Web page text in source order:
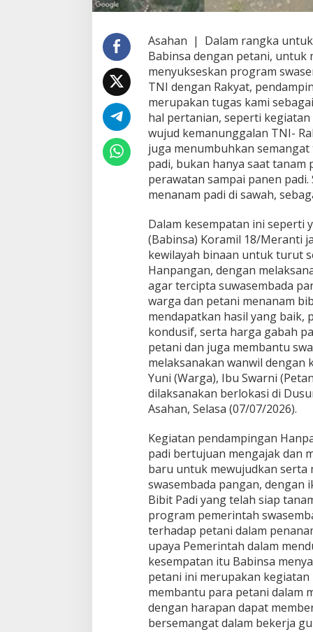
i
8
/
M
e
r
a
n
t
i
K
o
d
i
0
2
0
8
/
A
a
h
a
n
T
i
n
g
k
t
k
a
n
K
e
a
h
a
n
a
n
P
a
n
Asahan | Dalam rangka
Babinsa dengan petani,
menyukseskan program
TNI dengan Rakyat,
merupakan tugas kami
hal pertanian, seperti
wujud kemanunggalan TNI-
juga menumbuhkan
padi, bukan hanya saat tanam
perawatan sampai panen
menanam padi di sawah,
Dalam kesempatan ini seperti
(Babinsa) Koramil 18/Meranti
kewilayah binaan untuk turut
Hanpangan, dengan
agar tercipta suwasembada
warga dan petani menanam
mendapatkan hasil yang baik,
kondusif, serta harga gabah
petani dan juga membantu
melaksanakan wanwil dengan
Yuni (Warga), Ibu Swarni
dilaksanakan berlokasi di
Asahan, Selasa (07/07/2026).
Kegiatan pendampingan
padi bertujuan mengajak dan
baru untuk mewujudkan
swasembada pangan,
Bibit Padi yang telah siap
program pemerintah
terhadap petani dalam
upaya Pemerintah dalam
kesempatan itu Babinsa
petani ini merupakan
membantu para petani dalam
dengan harapan dapat
bersemangat dalam bekerja